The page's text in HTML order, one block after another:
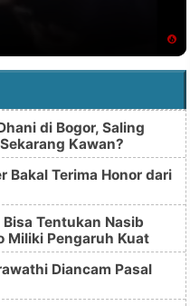
di Bogor, Saling
Kawan?
Bakal Terima Honor dari
Tentukan Nasib
Miliki Pengaruh Kuat
Diancam Pasal